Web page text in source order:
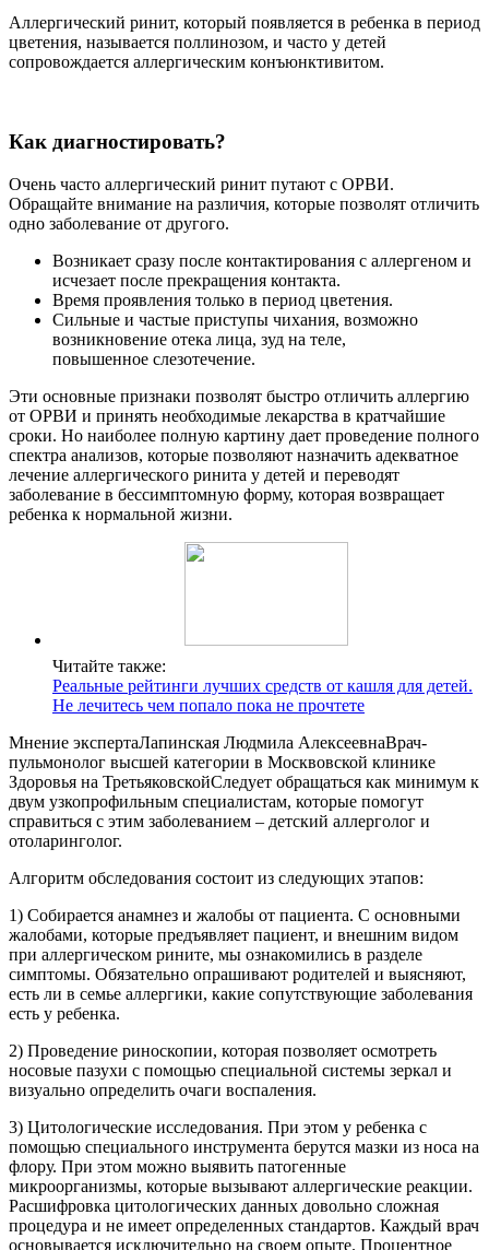
Аллергический ринит, который появляется в ребенка в период
цветения, называется поллинозом, и часто у детей
сопровождается аллергическим конъюнктивитом.
Как диагностировать?
Очень часто аллергический ринит путают с ОРВИ.
Обращайте внимание на различия, которые позволят отличить
одно заболевание от другого.
Возникает сразу после контактирования с аллергеном и
исчезает после прекращения контакта.
Время проявления только в период цветения.
Сильные и частые приступы чихания, возможно
возникновение отека лица, зуд на теле,
повышенное слезотечение.
Эти основные признаки позволят быстро отличить аллергию
от ОРВИ и принять необходимые лекарства в кратчайшие
сроки. Но наиболее полную картину дает проведение полного
спектра анализов, которые позволяют назначить адекватное
лечение аллергического ринита у детей и переводят
заболевание в бессимптомную форму, которая возвращает
ребенка к нормальной жизни.
Читайте также:
Реальные рейтинги лучших средств от кашля для детей.
Не лечитесь чем попало пока не прочтете
Мнение экспертаЛапинская Людмила АлексеевнаВрач-
пульмонолог высшей категории в Москвовской клинике
Здоровья на ТретьяковскойСледует обращаться как минимум к
двум узкопрофильным специалистам, которые помогут
справиться с этим заболеванием – детский аллерголог и
отоларинголог.
Алгоритм обследования состоит из следующих этапов:
1) Собирается анамнез и жалобы от пациента. С основными
жалобами, которые предъявляет пациент, и внешним видом
при аллергическом рините, мы ознакомились в разделе
симптомы. Обязательно опрашивают родителей и выясняют,
есть ли в семье аллергики, какие сопутствующие заболевания
есть у ребенка.
2) Проведение риноскопии, которая позволяет осмотреть
носовые пазухи с помощью специальной системы зеркал и
визуально определить очаги воспаления.
3) Цитологические исследования. При этом у ребенка с
помощью специального инструмента берутся мазки из носа на
флору. При этом можно выявить патогенные
микроорганизмы, которые вызывают аллергические реакции.
Расшифровка цитологических данных довольно сложная
процедура и не имеет определенных стандартов. Каждый врач
основывается исключительно на своем опыте. Процентное